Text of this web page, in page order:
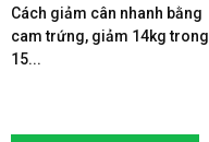
Cách giảm cân nhanh bằng
cam trứng, giảm 14kg trong
15...